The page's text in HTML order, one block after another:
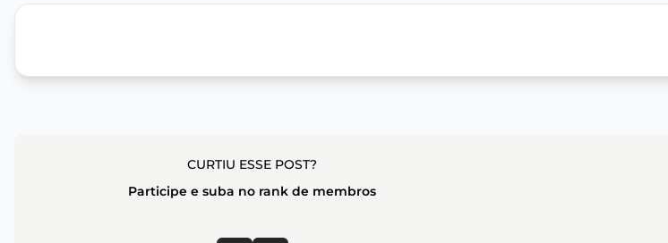
CURTIU ESSE POST?
Participe e suba no rank de membros